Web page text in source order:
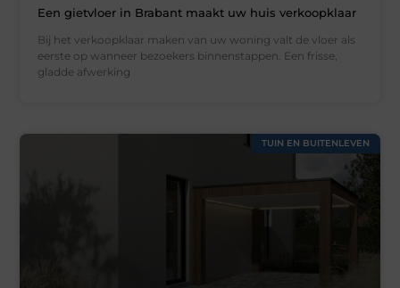
Een gietvloer in Brabant maakt uw huis verkoopklaar
Bij het verkoopklaar maken van uw woning valt de vloer als
eerste op wanneer bezoekers binnenstappen. Een frisse,
gladde afwerking
TUIN EN BUITENLEVEN